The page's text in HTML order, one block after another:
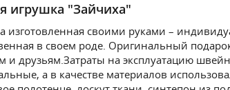
игрушка "Зайчиха"
изготовленная своими руками –
в своем роде. Оригинальный
и друзьям.Затраты на эксплуатацию
а в качестве материалов